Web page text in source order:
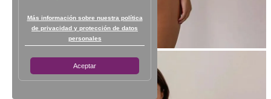
Más información sobre nuestra política
de privacidad y protección de datos
personales
Aceptar